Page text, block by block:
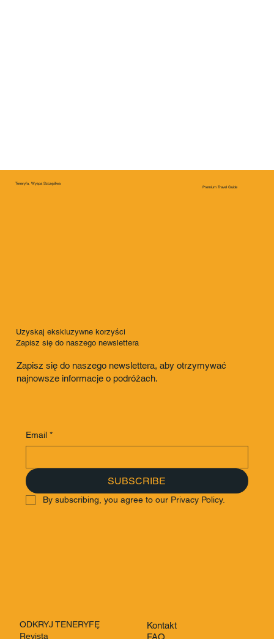
Teneryfa, Wyspa Szczęśliwa
Uzyskaj ekskluzywne korzyści
Zapisz się do naszego newslettera
Zapisz się do naszego newslettera, aby otrzymywać
najnowsze informacje o podróżach.
Email *
SUBSCRIBE
By subscribing, you agree to our Privacy Policy.
Premium Travel Guide
ODKRYJ TENERYFĘ
Revista
Kontakt
FAQ